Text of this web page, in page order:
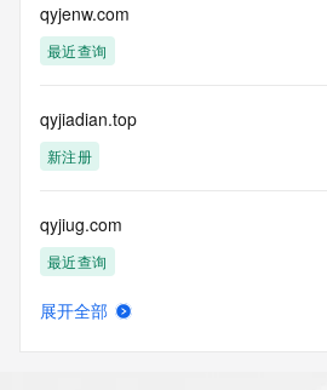
qyjenw.com
最近查询
qyjiadian.top
新注册
qyjiug.com
最近查询
展开全部